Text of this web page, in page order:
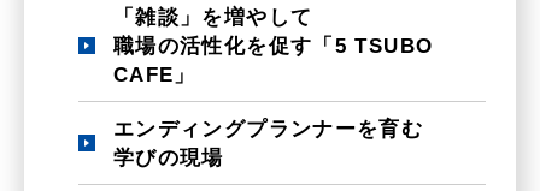
「雑談」を増やして
職場の活性化を促す「5 TSUBO
CAFE」
エンディングプランナーを育む
学びの現場